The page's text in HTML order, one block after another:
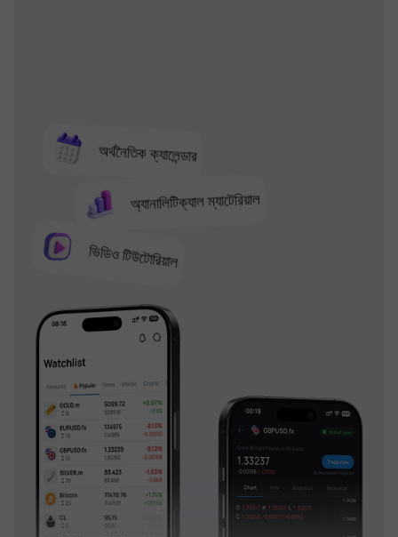
অর্থনৈতিক ক্যালেন্ডার
অ্যানালিটিক্যাল ম্যাটেরিয়াল
ভিডিও টিউটোরিয়াল